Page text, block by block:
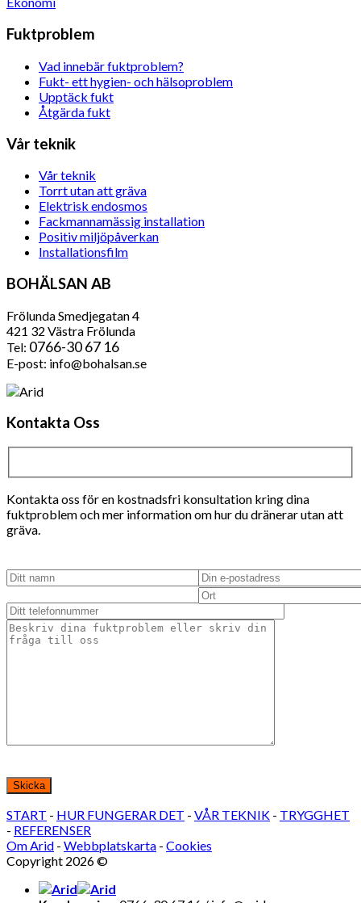
Fuktproblem
Vad innebär fuktproblem?
Fukt- ett hygien- och hälsoproblem
Upptäck fukt
Åtgärda fukt
Vår teknik
Vår teknik
Torrt utan att gräva
Elektrisk endosmos
Fackmannamässig installation
Positiv miljöpåverkan
Installationsfilm
BOHÄLSAN AB
Frölunda Smedjegatan 4
421 32 Västra Frölunda
Tel: 0766-30 67 16
E-post: info@bohalsan.se
Kontakta Oss
Kontakta oss för en kostnadsfri konsultation kring dina
fuktproblem och mer information om hur du dränerar utan att
gräva.
START - HUR FUNGERAR DET - VÅR TEKNIK - TRYGGHET
- REFERENSER
Om Arid - Webbplatskarta - Cookies
Copyright 2026 ©